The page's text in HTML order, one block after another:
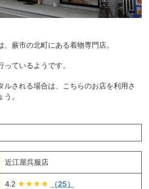
、蕨市の北町にある着物専門店。
ているようです。
ルされる場合は、こちらのお店を利用さ
。
近江屋呉服店
4.2 ★★★★ （25）